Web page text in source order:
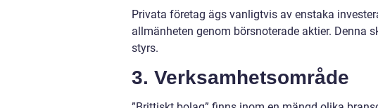
Privata företag ägs vanligtvis av enstaka
allmänheten genom börsnoterade aktier. Denna
styrs.
3. Verksamhetsområde